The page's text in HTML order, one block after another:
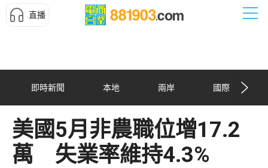
直播
即時新聞 本地 兩岸 國際
美國5月非農職位增17.2
萬 失業率維持4.3%